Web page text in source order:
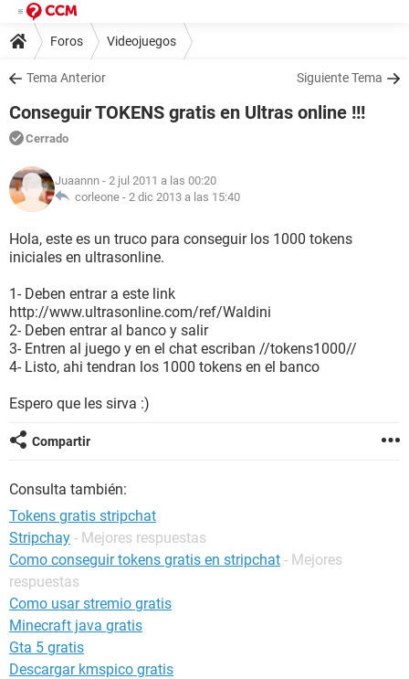
Foros Videojuegos
Tema Anterior Siguiente Tema
Conseguir TOKENS gratis en Ultras online !!!
Cerrado
Juaannn - 2 jul 2011 a las 00:20
corleone - 2 dic 2013 a las 15:40
Hola, este es un truco para conseguir los 1000 tokens
iniciales en ultrasonline.
1- Deben entrar a este link
http://www.ultrasonline.com/ref/Waldini
2- Deben entrar al banco y salir
3- Entren al juego y en el chat escriban //tokens1000//
4- Listo, ahi tendran los 1000 tokens en el banco
Espero que les sirva :)
Compartir
Consulta también:
Tokens gratis stripchat
Stripchay - Mejores respuestas
Como conseguir tokens gratis en stripchat - Mejores
respuestas
Como usar stremio gratis
Minecraft java gratis
Gta 5 gratis
Descargar kmspico gratis